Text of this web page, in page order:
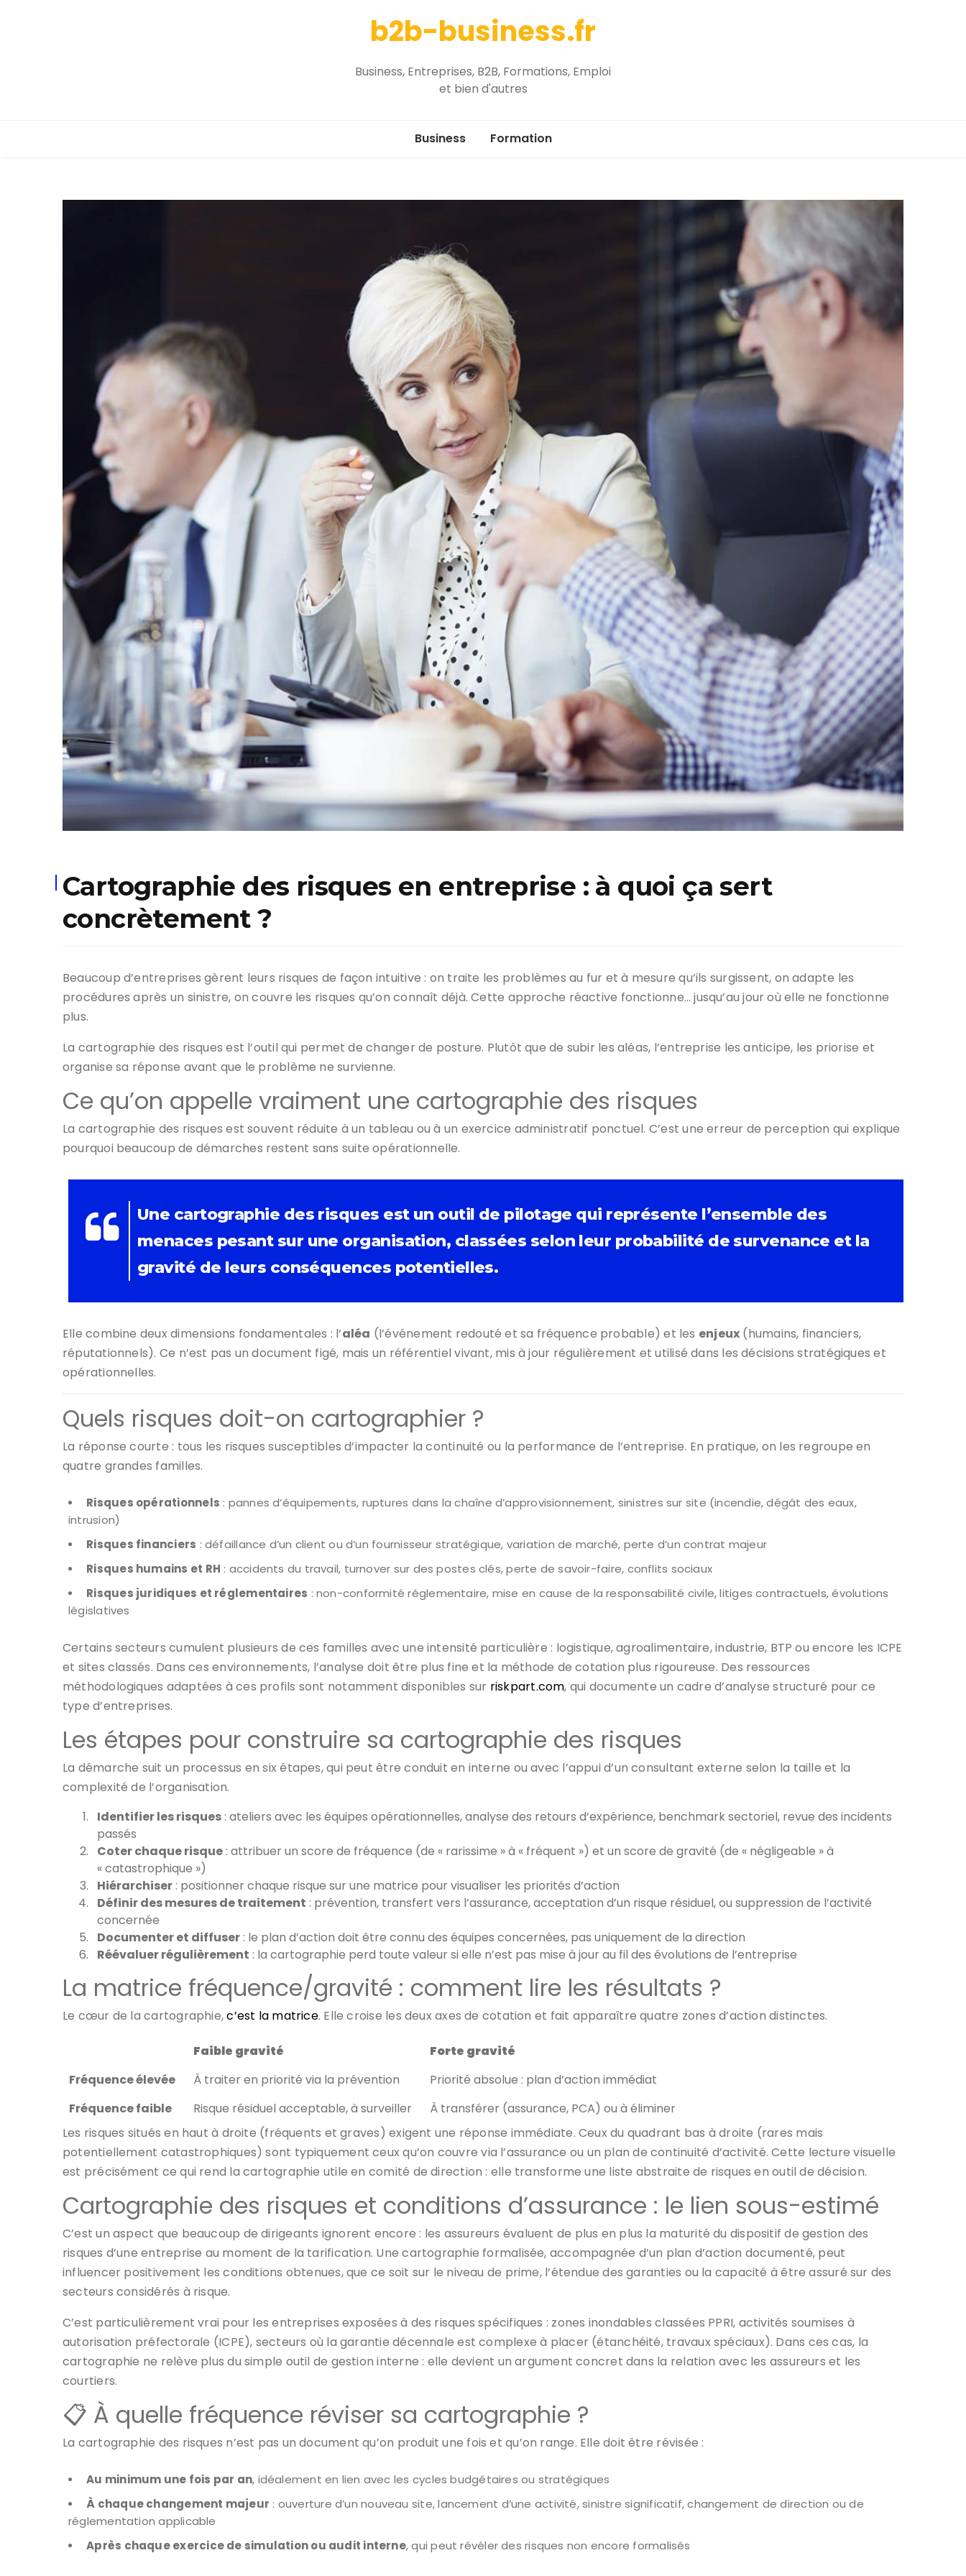
b2b-business.fr
Business, Entreprises, B2B, Formations, Emploi
et bien d'autres
Business Formation
Cartographie des risques en entreprise : à quoi ça sert
concrètement ?
Beaucoup d’entreprises gèrent leurs risques de façon intuitive : on traite les problèmes au fur et à mesure qu’ils surgissent, on adapte les
procédures après un sinistre, on couvre les risques qu’on connaît déjà. Cette approche réactive fonctionne… jusqu’au jour où elle ne fonctionne
plus.
La cartographie des risques est l’outil qui permet de changer de posture. Plutôt que de subir les aléas, l’entreprise les anticipe, les priorise et
organise sa réponse avant que le problème ne survienne.
Ce qu’on appelle vraiment une cartographie des risques
La cartographie des risques est souvent réduite à un tableau ou à un exercice administratif ponctuel. C’est une erreur de perception qui explique
pourquoi beaucoup de démarches restent sans suite opérationnelle.
Une cartographie des risques est un outil de pilotage qui représente l’ensemble des
menaces pesant sur une organisation, classées selon leur probabilité de survenance et la
gravité de leurs conséquences potentielles.
Elle combine deux dimensions fondamentales : l’aléa (l’événement redouté et sa fréquence probable) et les enjeux (humains, financiers,
réputationnels). Ce n’est pas un document figé, mais un référentiel vivant, mis à jour régulièrement et utilisé dans les décisions stratégiques et
opérationnelles.
Quels risques doit-on cartographier ?
La réponse courte : tous les risques susceptibles d’impacter la continuité ou la performance de l’entreprise. En pratique, on les regroupe en
quatre grandes familles.
Risques opérationnels : pannes d’équipements, ruptures dans la chaîne d’approvisionnement, sinistres sur site (incendie, dégât des eaux,
intrusion)
Risques financiers : défaillance d’un client ou d’un fournisseur stratégique, variation de marché, perte d’un contrat majeur
Risques humains et RH : accidents du travail, turnover sur des postes clés, perte de savoir-faire, conflits sociaux
Risques juridiques et réglementaires : non-conformité réglementaire, mise en cause de la responsabilité civile, litiges contractuels, évolutions
législatives
Certains secteurs cumulent plusieurs de ces familles avec une intensité particulière : logistique, agroalimentaire, industrie, BTP ou encore les ICPE
et sites classés. Dans ces environnements, l’analyse doit être plus fine et la méthode de cotation plus rigoureuse. Des ressources
méthodologiques adaptées à ces profils sont notamment disponibles sur riskpart.com, qui documente un cadre d’analyse structuré pour ce
type d’entreprises.
Les étapes pour construire sa cartographie des risques
La démarche suit un processus en six étapes, qui peut être conduit en interne ou avec l’appui d’un consultant externe selon la taille et la
complexité de l’organisation.
Identifier les risques : ateliers avec les équipes opérationnelles, analyse des retours d’expérience, benchmark sectoriel, revue des incidents
passés
Coter chaque risque : attribuer un score de fréquence (de « rarissime » à « fréquent ») et un score de gravité (de « négligeable » à
« catastrophique »)
Hiérarchiser : positionner chaque risque sur une matrice pour visualiser les priorités d’action
Définir des mesures de traitement : prévention, transfert vers l’assurance, acceptation d’un risque résiduel, ou suppression de l’activité
concernée
Documenter et diffuser : le plan d’action doit être connu des équipes concernées, pas uniquement de la direction
Réévaluer régulièrement : la cartographie perd toute valeur si elle n’est pas mise à jour au fil des évolutions de l’entreprise
La matrice fréquence/gravité : comment lire les résultats ?
Le cœur de la cartographie,c’est la matrice. Elle croise les deux axes de cotation et fait apparaître quatre zones d’action distinctes.
Faible gravité
Forte gravité
Fréquence élevée
À traiter en priorité via la prévention
Priorité absolue : plan d’action immédiat
Fréquence faible
Risque résiduel acceptable, à surveiller
À transférer (assurance, PCA) ou à éliminer
Les risques situés en haut à droite (fréquents et graves) exigent une réponse immédiate. Ceux du quadrant bas à droite (rares mais
potentiellement catastrophiques) sont typiquement ceux qu’on couvre via l’assurance ou un plan de continuité d’activité. Cette lecture visuelle
est précisément ce qui rend la cartographie utile en comité de direction : elle transforme une liste abstraite de risques en outil de décision.
Cartographie des risques et conditions d’assurance : le lien sous-estimé
C’est un aspect que beaucoup de dirigeants ignorent encore : les assureurs évaluent de plus en plus la maturité du dispositif de gestion des
risques d’une entreprise au moment de la tarification. Une cartographie formalisée, accompagnée d’un plan d’action documenté, peut
influencer positivement les conditions obtenues, que ce soit sur le niveau de prime, l’étendue des garanties ou la capacité à être assuré sur des
secteurs considérés à risque.
C’est particulièrement vrai pour les entreprises exposées à des risques spécifiques : zones inondables classées PPRI, activités soumises à
autorisation préfectorale (ICPE), secteurs où la garantie décennale est complexe à placer (étanchéité, travaux spéciaux). Dans ces cas, la
cartographie ne relève plus du simple outil de gestion interne : elle devient un argument concret dans la relation avec les assureurs et les
courtiers.
📋 À quelle fréquence réviser sa cartographie ?
La cartographie des risques n’est pas un document qu’on produit une fois et qu’on range. Elle doit être révisée :
Au minimum une fois par an, idéalement en lien avec les cycles budgétaires ou stratégiques
À chaque changement majeur : ouverture d’un nouveau site, lancement d’une activité, sinistre significatif, changement de direction ou de
réglementation applicable
Après chaque exercice de simulation ou audit interne, qui peut révéler des risques non encore formalisés